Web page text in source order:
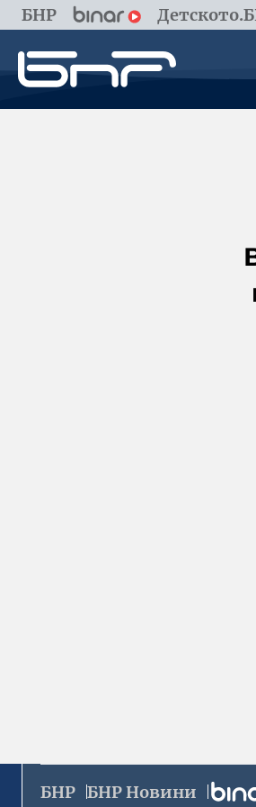
БНР
БНР БНР Новини